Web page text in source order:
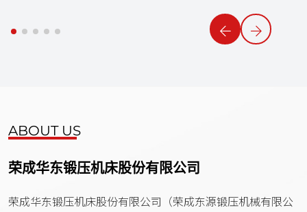
ABOUT US
荣成华东锻压机床股份有限公司
荣成华东锻压机床股份有限公司（荣成东源锻压机械有限公